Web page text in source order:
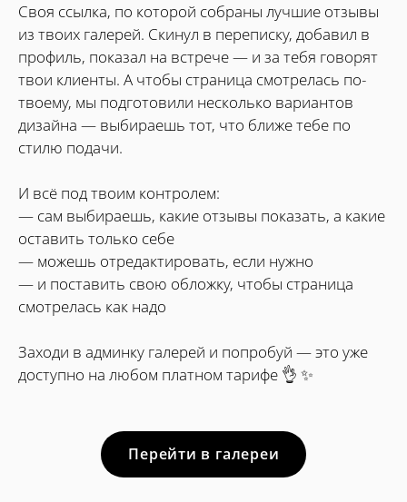
Своя ссылка, по которой собраны лучшие отзывы
из твоих галерей. Скинул в переписку, добавил в
профиль, показал на встрече — и за тебя говорят
твои клиенты. А чтобы страница смотрелась по-
твоему, мы подготовили несколько вариантов
дизайна — выбираешь тот, что ближе тебе по
стилю подачи.
И всё под твоим контролем:
— сам выбираешь, какие отзывы показать, а какие
оставить только себе
— можешь отредактировать, если нужно
— и поставить свою обложку, чтобы страница
смотрелась как надо
Заходи в админку галерей и попробуй — это уже
доступно на любом платном тарифе 👌 ✨
Перейти в галереи